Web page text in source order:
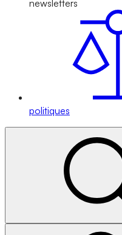
newsletters
politiques